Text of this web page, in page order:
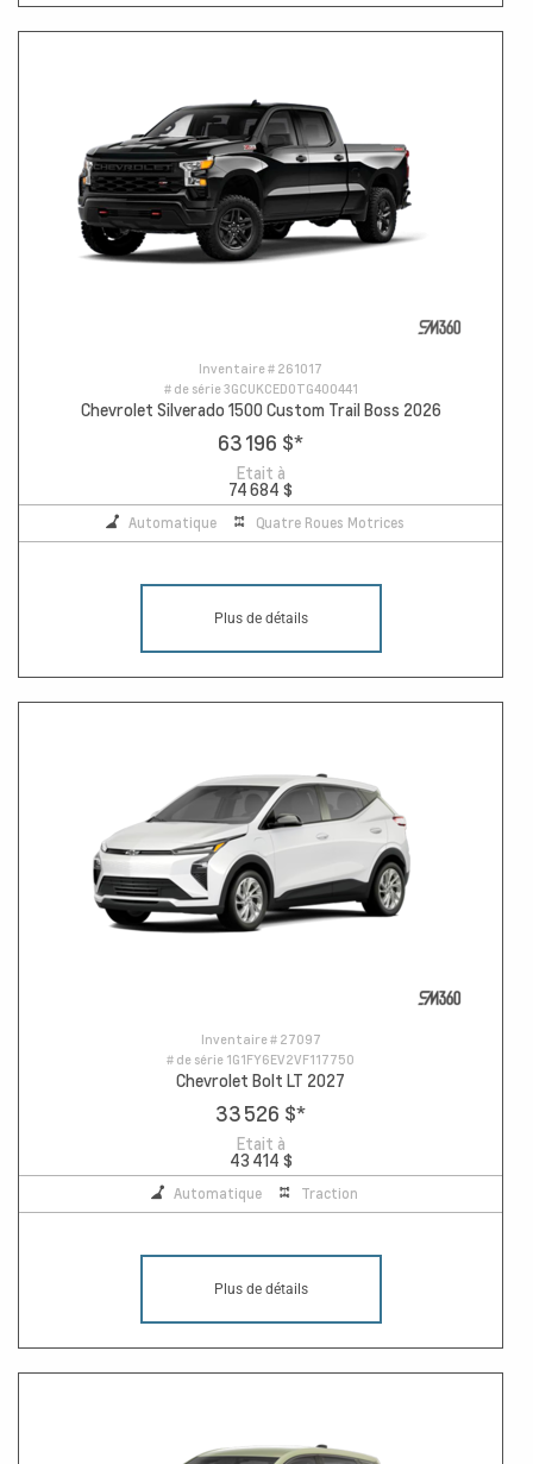
Inventaire # 261017
# de série3GCUKCED0TG400441
Chevrolet Silverado 1500 Custom Trail Boss 2026
63 196 $*
Etait à
74 684 $
Automatique Quatre Roues Motrices
Plus de détails
Inventaire # 27097
# de série 1G1FY6EV2VF117750
Chevrolet Bolt LT 2027
33 526 $*
Etait à
43 414 $
Automatique Traction
Plus de détails